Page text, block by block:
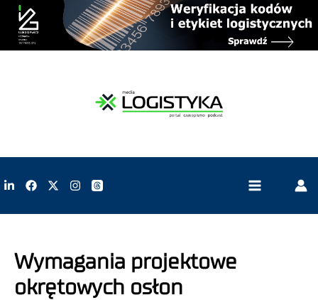
Wymagania projektowe
okrętowych osłon